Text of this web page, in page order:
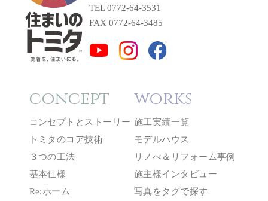
TEL 0772-64-3531
FAX 0772-64-3485
concept
コンセプトとストーリー
トミタのコア技術
３つの工法
基本仕様
Re:ホーム
works
施工実績一覧
モデルハウス
リノべ＆リフォーム事例
施主様インタビュー
写真をタグで探す